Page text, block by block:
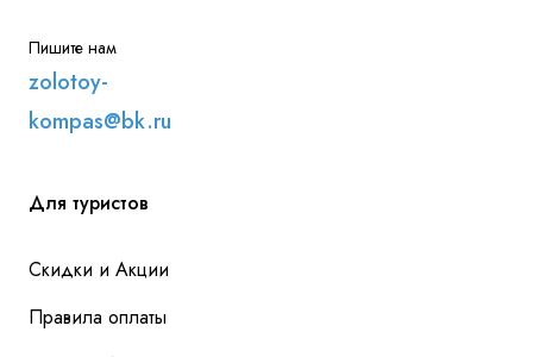
Пишите нам
zolotoy-
kompas@bk.ru
Для туристов
Скидки и Акции
Правила оплаты